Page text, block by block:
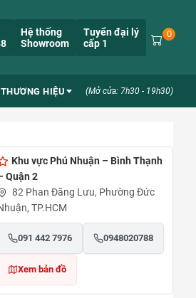
Hệ thống
Showroom
Tuyển đại lý
cấp 1
0
THƯƠNG HIỆU (Mở cửa: 7h30 - 19h30)
Khu vực Phú Nhuận – Bình Thạnh
Quận 2
82 Phan Đăng Lưu, Phường Đức
TP.HCM
091 442 7976 0948020788
Xem bản đồ